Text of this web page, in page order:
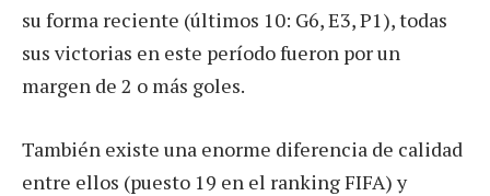
su forma reciente (últimos 10: G6, E3, P1), todas
sus victorias en este período fueron por un
margen de 2 o más goles.
También existe una enorme diferencia de calidad
entre ellos (puesto 19 en el ranking FIFA) y